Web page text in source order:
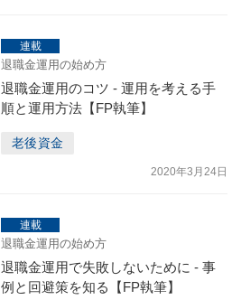
連載
退職金運用の始め方
退職金運用のコツ - 運用を考える手
順と運用方法【FP執筆】
老後資金
2020年3月24日
連載
退職金運用の始め方
退職金運用で失敗しないために - 事
例と回避策を知る【FP執筆】